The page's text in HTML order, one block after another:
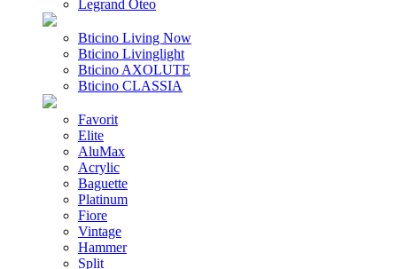
Legrand Oteo
Bticino Living Now
Bticino Livinglight
Bticino AXOLUTE
Bticino CLASSIA
Favorit
Elite
AluMax
Acrylic
Baguette
Platinum
Fiore
Vintage
Hammer
Split